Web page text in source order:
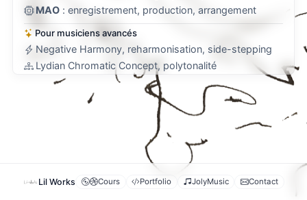
MAO: enregistrement, production, arrangement
Pour musiciens avancés
Negative Harmony, reharmonisation, side-stepping
Lydian Chromatic Concept, polytonalité
Analyses : Coltrane, Metheny, Scofield, Holdsworth
Tarifs et modalités
: 40 €/h — CESU accepté
: 30 €/h — France entière
: 350 € (-50 €)
Lil Works Cours Portfolio JolyMusic Contact